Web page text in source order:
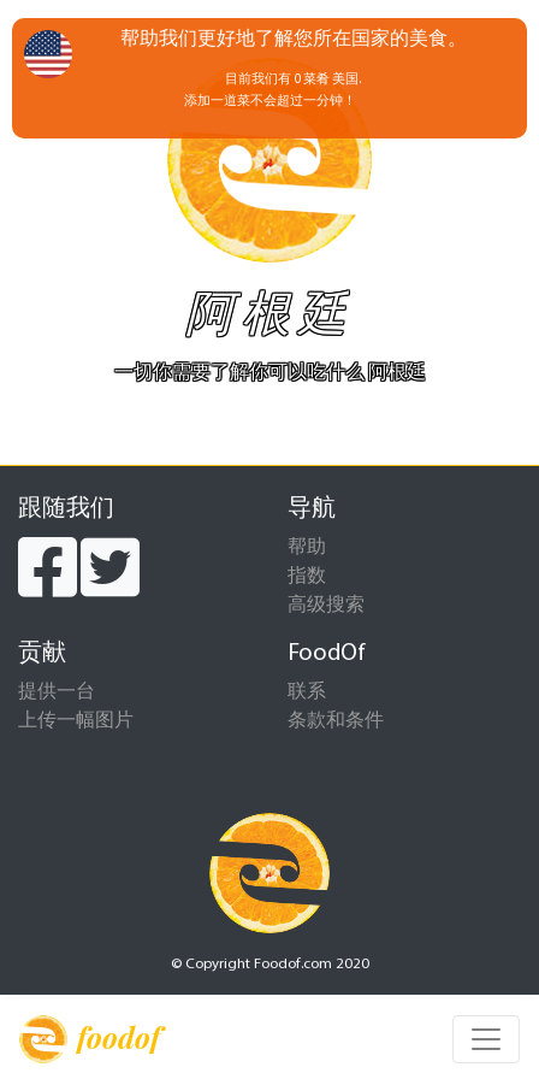
foodof
阿根廷
一切你需要了解你可以吃什么 阿根廷
跟随我们 导航
帮助
指数
高级搜索
贡献
提供一台
上传一幅图片
FoodOf
联系
条款和条件
© Copyright Foodof.com 2020
帮助我们更好地了解您所在国家的美食。
目前我们有 0 菜肴 美国.
添加一道菜不会超过一分钟！